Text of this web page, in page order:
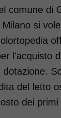
comune di
si
l'acquisto
dotazione.
del letto
dei primi